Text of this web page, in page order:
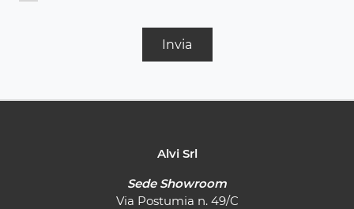
Invia
Alvi Srl
Sede Showroom
Via Postumia n. 49/C